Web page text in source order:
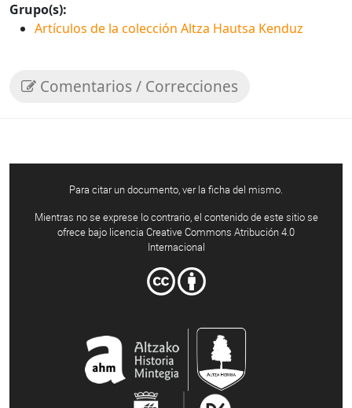
Grupo(s):
Artículos de la colección Altza Hautsa Kenduz
Comentarios / Correcciones
Para citar un documento, ver la ficha del mismo.
Mientras no se exprese lo contrario, el contenido de este sitio se
ofrece bajo licencia Creative Commons Atribución 4.0
Internacional